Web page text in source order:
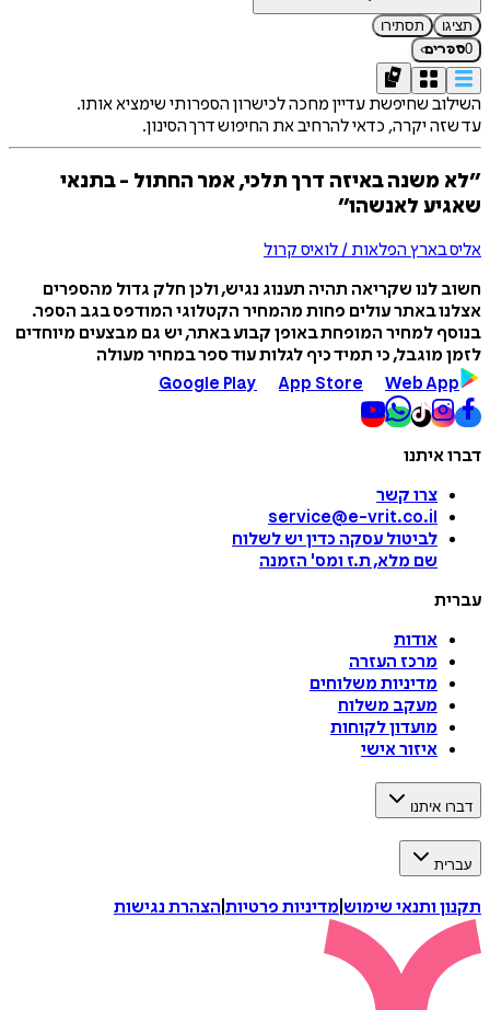
תציגו
תסתירו
0ספרים›
השילוב שחיפשת עדיין מחכה לכישרון הספרותי שימציא אותו.
עד שזה יקרה, כדאי להרחיב את החיפוש דרך הסינון.
״לא משנה באיזה דרך תלכי, אמר החתול - בתנאי
שאגיע לאנשהו״
אליס בארץ הפלאות / לואיס קרול
חשוב לנו שקריאה תהיה תענוג נגיש, ולכן חלק גדול מהספרים
אצלנו באתר עולים פחות מהמחיר הקטלוגי המודפס בגב הספר.
בנוסף למחיר המופחת באופן קבוע באתר, יש גם מבצעים מיוחדים
לזמן מוגבל, כי תמיד כיף לגלות עוד ספר במחיר מעולה
Google Play
App Store Web App
דברו איתנו
צרו קשר
service@e-vrit.co.il
לביטול עסקה כדין יש לשלוח
שם מלא, ת.ז ומס' הזמנה
עברית
אודות
מרכז העזרה
מדיניות משלוחים
מעקב משלוח
מועדון לקוחות
איזור אישי
דברו איתנו
עברית
תקנון ותנאי שימוש מדיניות פרטיות הצהרת נגישות